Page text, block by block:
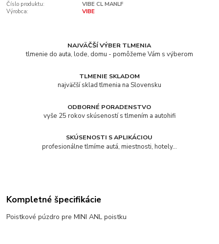
Číslo produktu:
VIBE CL MANLF
Výrobca:
VIBE
NAJVÄČŠÍ VÝBER TLMENIA
tlmenie do auta, lode, domu - pomôžeme Vám s výberom
TLMENIE SKLADOM
najväčší sklad tlmenia na Slovensku
ODBORNÉ PORADENSTVO
vyše 25 rokov skúseností s tlmením a autohifi
SKÚSENOSTI S APLIKÁCIOU
profesionálne tlmíme autá, miestnosti, hotely...
Kompletné špecifikácie
Poistkové púzdro pre MINI ANL poistku